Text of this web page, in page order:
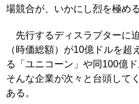
場競合が、いかにし烈を極め
先行するディスラプターに
（時価総額）が10億ドルを
る「ユニコーン」や同100億
そんな企業が次々と台頭して
ある。